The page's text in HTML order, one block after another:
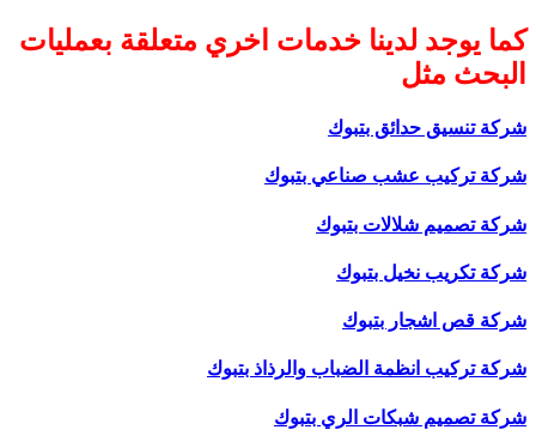
كما يوجد لدينا خدمات اخري متعلقة بعمليات
البحث مثل
شركة تنسيق حدائق بتبوك
شركة تركيب عشب صناعي بتبوك
شركة تصميم شلالات بتبوك
شركة تكريب نخيل بتبوك
شركة قص اشجار بتبوك
شركة تركيب انظمة الضباب والرذاذ بتبوك
شركة تصميم شبكات الري بتبوك